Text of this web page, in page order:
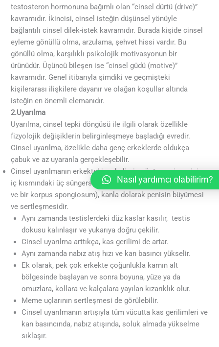
testosteron hormonuna bağımlı olan “cinsel dürtü (drive)”
kavramıdır. İkincisi, cinsel isteğin düşünsel yönüyle
bağlantılı cinsel dilek-istek kavramıdır. Burada kişide cinsel
eyleme gönüllü olma, arzulama, şehvet hissi vardır. Bu
gönüllü olma, karşılıklı psikolojik motivasyonun bir
ürünüdür. Üçüncü bileşen ise “cinsel güdü (motive)”
kavramıdır. Genel itibarıyla şimdiki ve geçmişteki
kişilerarası ilişkilere dayanır ve olağan koşullar altında
isteğin en önemli elemanıdır.
2.Uyarılma
Uyarılma, cinsel tepki döngüsü ile ilgili olarak özellikle
fizyolojik değişiklerin belirginleşmeye başladığı evredir.
Cinsel uyarılma, özelikle daha genç erkeklerde oldukça
çabuk ve az uyaranla gerçekleşebilir.
Cinsel uyarılmanın erkekteki en belirgin göstergesi, penisin
iç kısmındaki üç süngersi bölümün (iki korpora kavernoza
ve bir korpus spongiosum), kanla dolarak penisin büyümesi
ve sertleşmesidir.
Aynı zamanda testislerdeki düz kaslar kasılır, testis
dokusu kalınlaşır ve yukarıya doğru çekilir.
Cinsel uyarılma arttıkça, kas gerilimi de artar.
Aynı zamanda nabız atış hızı ve kan basıncı yükselir.
Ek olarak, pek çok erkekte çoğunlukla karnın alt
bölgesinde başlayan ve sonra boyuna, yüze ya da
omuzlara, kollara ve kalçalara yayılan kızarıklık olur.
Meme uçlarının sertleşmesi de görülebilir.
Cinsel uyarılmanın artışıyla tüm vücutta kas gerilimleri ve
kan basıncında, nabız atışında, soluk almada yükselme
sıklaşır.
Nasıl yardımcı olabilirim?